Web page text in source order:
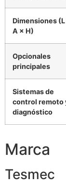
Dimensiones (L
A × H)
Opcionales
principales
Sistemas de
control remoto
diagnóstico
Marca
Tesmec